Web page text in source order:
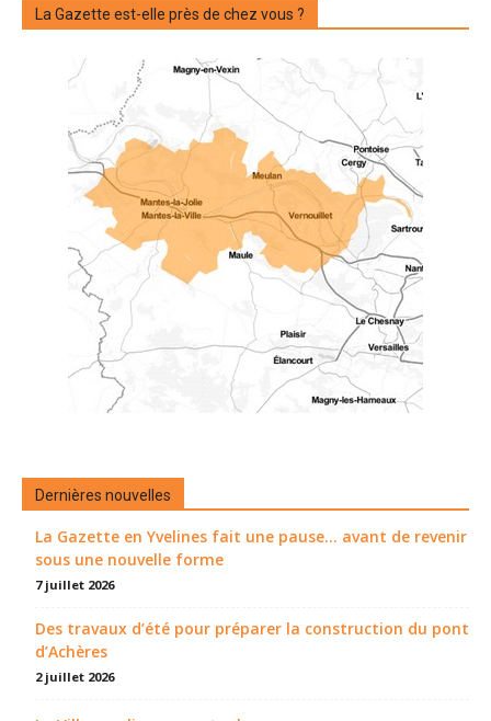
La Gazette est-elle près de chez vous ?
Dernières nouvelles
La Gazette en Yvelines fait une pause... avant de revenir
sous une nouvelle forme
7 juillet 2026
Des travaux d’été pour préparer la construction du pont
d’Achères
2 juillet 2026